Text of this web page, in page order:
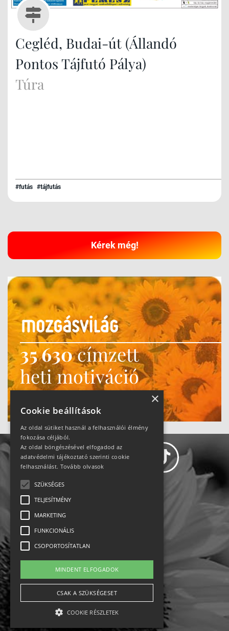
Cegléd, Budai-út (Állandó
Pontos Tájfutó Pálya)
Túra
#futás #tájfutás
Kérek még!
35 630címzett
heti motiváció
Ne maradj le!
Impresszum-kapcsolat
Jogi nyilatkozat
Rólunk
English
×
Cookie beállítások
Az oldal sütiket használ a felhasználói élmény
fokozása céljából.
Az oldal böngészésével elfogadod az
adatvédelmi tájékoztató szerinti cookie
felhasználást. Tovább olvasok
SZÜKSÉGES
TELJESÍTMÉNY
MARKETING
FUNKCIONÁLIS
CSOPORTOSÍTATLAN
MINDENT ELFOGADOK
CSAK A SZÜKSÉGESET
COOKIE RÉSZLETEK